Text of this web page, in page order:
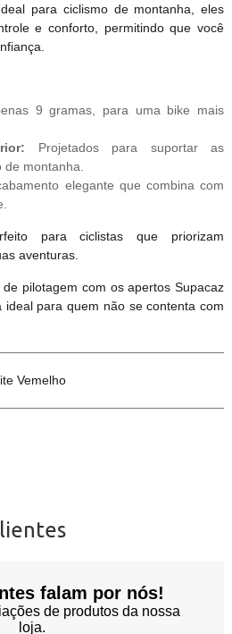
para ciclismo de montanha, eles
e conforto, permitindo que você
9 gramas, para uma bike mais
Projetados para suportar as
montanha.
elegante que combina com
para ciclistas que priorizam
aventuras.
pilotagem com os apertos Supacaz
para quem não se contenta com
Vemelho
falam por nós!
de produtos da nossa
loja.